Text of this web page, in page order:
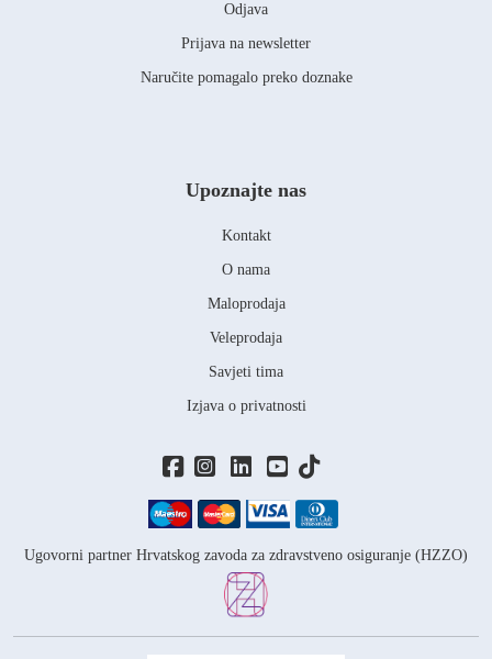
Odjava
Prijava na newsletter
Naručite pomagalo preko doznake
Ugovorni partner Hrvatskog zavoda za zdravstveno osiguranje (HZZO)
Upoznajte nas
Kontakt
O nama
Maloprodaja
Veleprodaja
Savjeti tima
Izjava o privatnosti